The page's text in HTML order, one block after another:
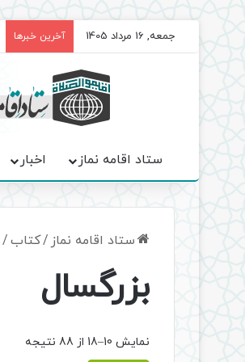
جمعه, 16 مرداد 1405 آخرین خبرها
ستاد اقامه نماز اخبار
ستاد اقامه نماز /کتاب/
بزرگسال
نمایش 10–18 از 88 نتیجه